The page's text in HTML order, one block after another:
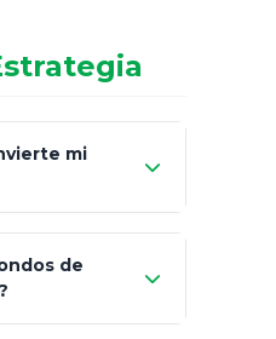
mi
Eurosde